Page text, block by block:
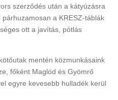
szerződés után a kátyúzásra
a KRESZ-táblák
ott a javítás, pótlás
mentén közmunkásaink
főként Maglód és Gyömrő
egyre kevesebb hulladék kerül